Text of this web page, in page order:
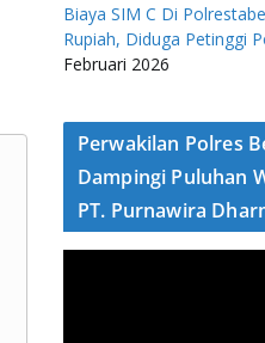
Biaya SIM C Di
Rupiah, Diduga Petinggi
Februari 2026
Perwakilan Polres
Dampingi Puluhan
PT. Purnawira